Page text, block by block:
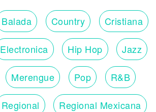
Balada Country Cristiana
Electronica Hip Hop Jazz
Merengue Pop R&B
Regional Regional Mexicana